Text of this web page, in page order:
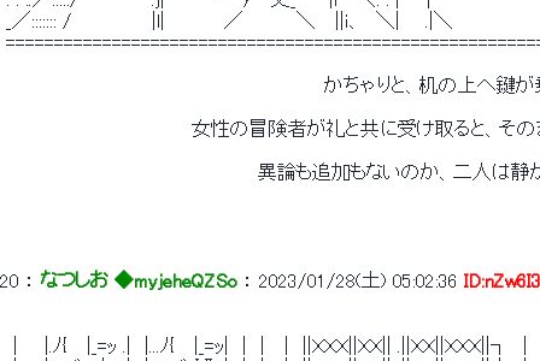
_／::::::: /　　　　　　|l|　　　　 ／　　　　＼　 ||ｉ、　＼| 　 .|＼
かちゃりと、机の上へ鍵が乗せ
女性の冒険者が礼と共に受け取ると、そのまま目
異論も追加もないのか、二人は静かに首
20 ： なつしお ◆myjeheQZSo ： 2023/01/28(土) 05:02:36
│　 |.ﾉ{　 |_=ｯ .|　|...ﾉ{　 |_=ｯ|　|　|　 |　||ＸＸＸ||ＸＸ|| .||ＸＸ||ＸＸＸ